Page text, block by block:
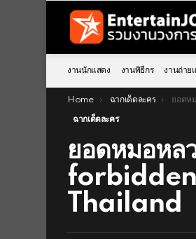
งานนักแสดง งานพิธีกร งานถ่าย
You are here:
Home ฉากเด็ดละคร ยอดหมอหลวง
ฉากเด็ดละคร
ยอดหมอหล
forbidden
Thailand